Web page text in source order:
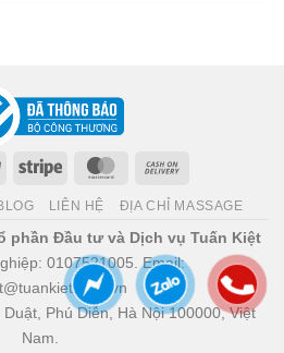
PayPal Stripe MasterCard
Delivery
LIÊN HỆ ĐỊA CHỈ MASSAGE
phần Đầu tư và Dịch vụ Tuấn Kiệt
0107521005. Email:
Phú Diễn, Hà Nội 100000, Việt
Nam.